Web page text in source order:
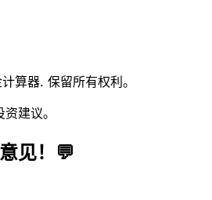
算器. 保留所有权利。
建议。
见！💬